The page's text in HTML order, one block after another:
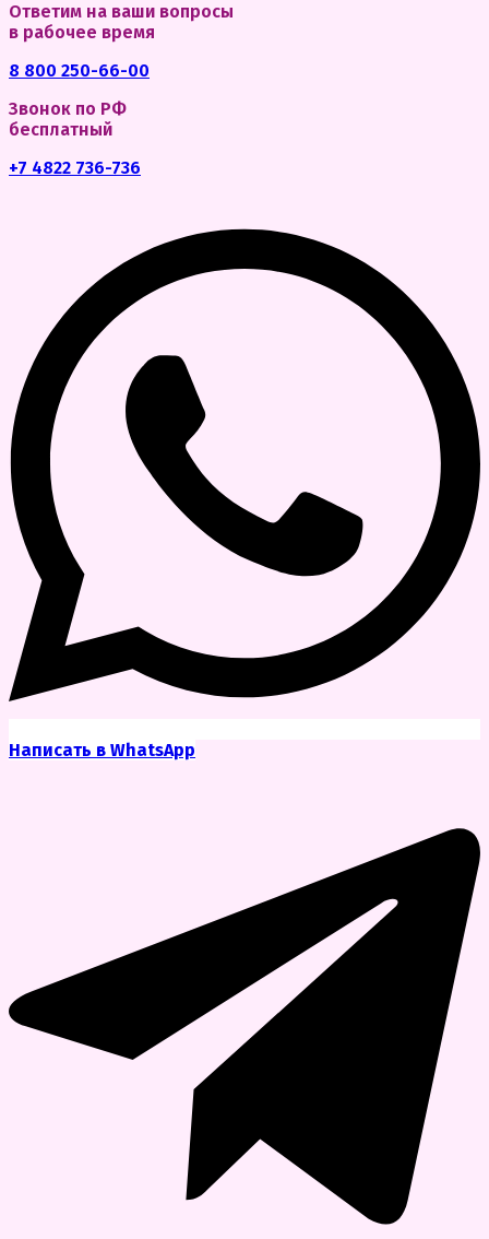
Ответим на ваши вопросы
в рабочее время
8 800 250-66-00
Звонок по РФ
бесплатный
+7 4822 736-736
Написать в WhatsApp